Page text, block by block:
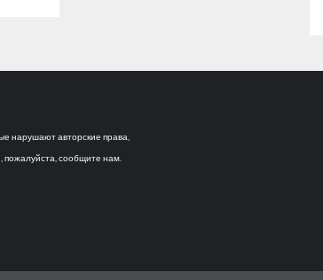
нарушают авторские права,
сообщите нам.